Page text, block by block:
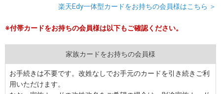
楽天Edy一体型カードをお持ちの会員様はこちら ＞
※付帯カードをお持ちの会員様は以下もご確認ください。
家族カードをお持ちの会員様
お手続きは不要です。改姓なしでお手元のカードを引き続きご利
用いただけます。